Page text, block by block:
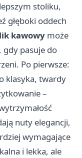
stoliku,
głęboki oddech
kawowy może
gdy pasuje do
Po pierwsze:
klasyka, twardy
–
nuty elegancji,
wymagające
i lekka, ale